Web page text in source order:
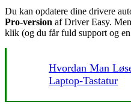
Du kan opdatere dine drivere
Pro-version af Driver Easy.
klik (og du får fuld support og
Hvordan Man
Laptop-Tastatur